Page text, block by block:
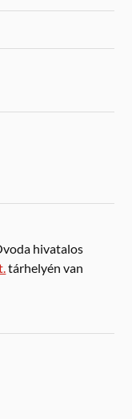
hivatalos
tárhelyén van